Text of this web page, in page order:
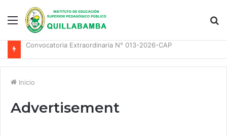
Menu
Convocatoria Extraordinaria N° 013-2026-CAP
Inicio
Advertisement